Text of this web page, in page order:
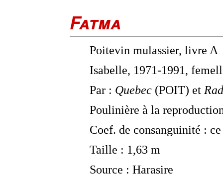
Fatma
Poitevin mulassier, livre A
Isabelle, 1971-1991,
Par : Quebec (POIT) et
Poulinière à la
Coef. de consanguinité :
Taille : 1,63 m
Source : Harasire